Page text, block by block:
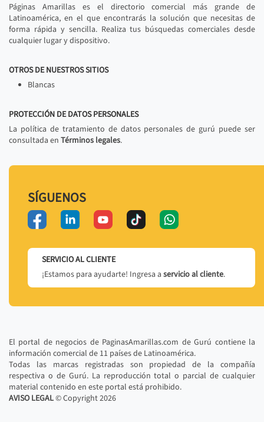
Páginas Amarillas es el directorio comercial más grande de
Latinoamérica, en el que encontrarás la solución que necesitas de
forma rápida y sencilla. Realiza tus búsquedas comerciales desde
cualquier lugar y dispositivo.
OTROS DE NUESTROS SITIOS
Blancas
PROTECCIÓN DE DATOS PERSONALES
La política de tratamiento de datos personales de gurú puede ser
consultada en Términos legales.
SÍGUENOS
SERVICIO AL CLIENTE
¡Estamos para ayudarte! Ingresa a servicio al cliente.
El portal de negocios de PaginasAmarillas.com de Gurú contiene la
información comercial de 11 países de Latinoamérica.
Todas las marcas registradas son propiedad de la compañía
respectiva o de Gurú. La reproducción total o parcial de cualquier
material contenido en este portal está prohibido.
AVISO LEGAL© Copyright2026